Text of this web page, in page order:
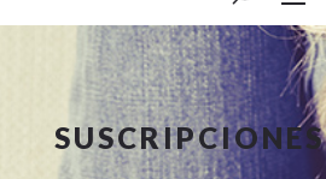
SUSCRIPCIONES